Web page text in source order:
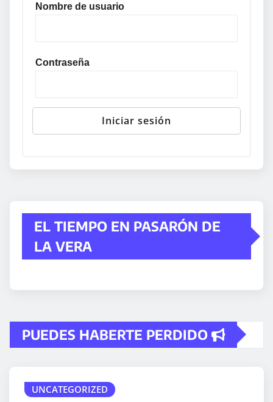
Nombre de usuario
Contraseña
EL TIEMPO EN PASARÓN DE
LA VERA
PUEDES HABERTE PERDIDO
UNCATEGORIZED